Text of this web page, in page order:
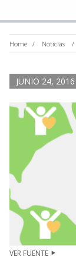
Home / Noticias /
JUNIO 24, 2016
VER FUENTE